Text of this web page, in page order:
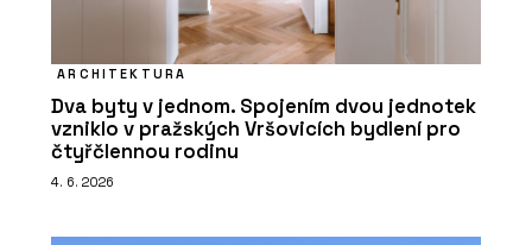
ARCHITEKTURA
Dva byty v jednom. Spojením dvou jednotek
vzniklo v pražských Vršovicích bydlení pro
čtyřčlennou rodinu
4. 6. 2026